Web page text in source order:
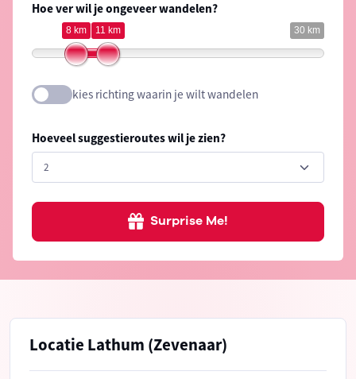
Hoe ver wil je ongeveer wandelen?
30 km
8 km 11 km
kies richting waarin je wilt wandelen
Hoeveel suggestieroutes wil je zien?
Surprise Me!
Locatie Lathum (Zevenaar)